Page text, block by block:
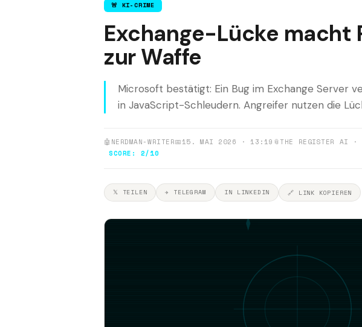
🚨 KI-CRIME
Exchange-Lücke macht
zur Waffe
Microsoft bestätigt: Ein Bug im Exchange Server
in JavaScript-Schleudern. Angreifer nutzen die
🤖 NERDMAN-WRITER📅15. MAI 2026 · 13:19 📎THE REGISTER AI
SCORE: 2/10
𝕏 TEILEN ✈ TELEGRAM IN LINKEDIN 🔗 LINK KOPIEREN